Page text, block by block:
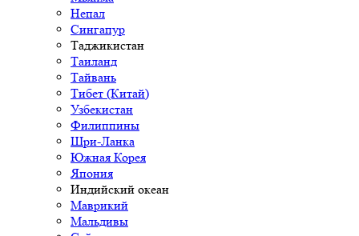
Непал
Сингапур
Таджикистан
Таиланд
Тайвань
Тибет (Китай)
Узбекистан
Филиппины
Шри-Ланка
Южная Корея
Япония
Индийский океан
Маврикий
Мальдивы